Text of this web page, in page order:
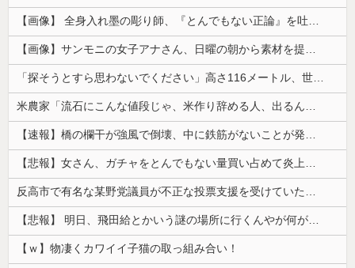
【画像】 全身入れ墨の彫り師、『とんでもない正論』を吐いて30万再生されてしまうｗｗｗｗｗｗｗ
【画像】サンモニの女子アナさん、日曜の朝から素材を提供してしまう
「探そうとすら思わないでください」高さ116メートル、世界一高い木が地図から消された理由
米農家「流石にこんな値段じゃ、米作り辞める人、出るんじゃないかなあ？？」
【速報】橋の欄干が強風で倒壊、中に鉄筋がないことが発覚 中国当局「接着剤で固定したので問題ない」
【悲報】女さん、ガチャをとんでもない量買い占めて炎上するｗｗｗｗ
反高市で有名な某野党議員が不正な投票支援を受けていた過去が発掘、「説明責任があるのでは？」と揶揄されており……
【悲報】 明日、飛田給とかいう謎の場所に行くんやが何があるんや????・・・・・・・・・
【ｗ】物凄くカワイイ子猫の取っ組み合い！